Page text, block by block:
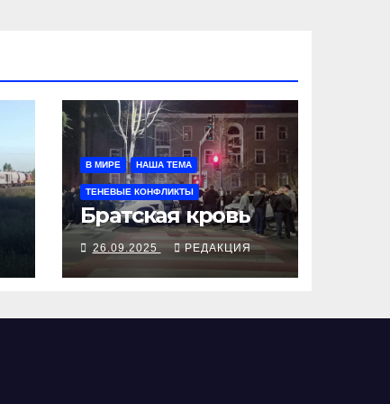
В МИРЕ НАША ТЕМА
ТЕНЕВЫЕ КОНФЛИКТЫ
Братская кровь
26.09.2025 РЕДАКЦИЯ